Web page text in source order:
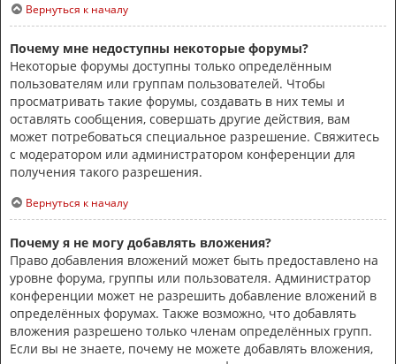
Вернуться к началу
Почему мне недоступны некоторые форумы?
Некоторые форумы доступны только определённым
пользователям или группам пользователей. Чтобы
просматривать такие форумы, создавать в них темы и
оставлять сообщения, совершать другие действия, вам
может потребоваться специальное разрешение. Свяжитесь
с модератором или администратором конференции для
получения такого разрешения.
Вернуться к началу
Почему я не могу добавлять вложения?
Право добавления вложений может быть предоставлено на
уровне форума, группы или пользователя. Администратор
конференции может не разрешить добавление вложений в
определённых форумах. Также возможно, что добавлять
вложения разрешено только членам определённых групп.
Если вы не знаете, почему не можете добавлять вложения,